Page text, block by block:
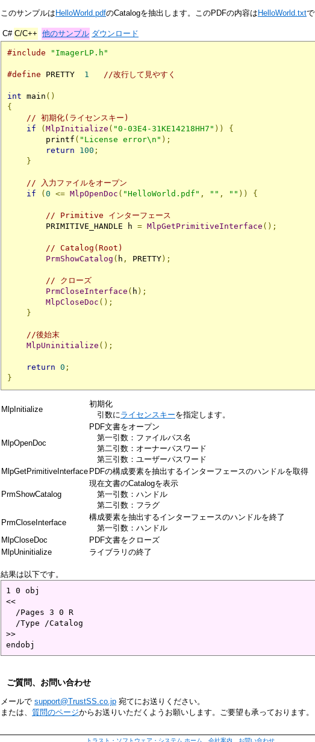
このサンプルは HelloWorld.pdfのCatalogを抽出します。このPDFの内容は HelloWorld.txt
C# C/C++ 他のサンプル ダウンロード
#include "ImagerLP.h"
#define PRETTY 1 //改行して見やすく
int main ()
{
// 初期化(ライセンスキー)
if
( MlpInitialize ( "0-03E4-31KE14218HH7" ))
{
        printf
( "License error\n" );
return
100 ;
}
// 入力ファイルをオープン
if
( 0 <= MlpOpenDoc ( "HelloWorld.pdf" , "" , "" )) {
// Primitive インターフェース
        PRIMITIVE_HANDLE h
= MlpGetPrimitiveInterface ();
// Catalog(Root)
PrmShowCatalog ( h , PRETTY );
// クローズ
PrmCloseInterface ( h );
MlpCloseDoc ();
}
//後始末
MlpUninitialize ();
return 0 ;
}
MlpInitialize
初期化
引数にライセンスキーを指定します。
MlpOpenDoc
PDF文書をオープン
第一引数：ファイルパス名
第二引数：オーナーパスワード
第三引数：ユーザーパスワード
MlpGetPrimitiveInterface PDFの構成要素を抽出するインターフェースのハンドルを取得
PrmShowCatalog
現在文書のCatalogを表示
第一引数：ハンドル
第二引数：フラグ
PrmCloseInterface
構成要素を抽出するインターフェースのハンドルを終了
第一引数：ハンドル
MlpCloseDoc
PDF文書をクローズ
MlpUninitialize
ライブラリの終了
結果は以下です。
1 0 obj
<<
  /Pages 3 0 R
  /Type /Catalog
>>
ご質問、お問い合わせ
メールで support@TrustSS.co.jp 宛てにお送りください。
または、 質問のページからお送りいただくようお願いします。ご要望も承っております。
トラスト・ソフトウェア・システム ホーム 会社案内 お問い合わせ